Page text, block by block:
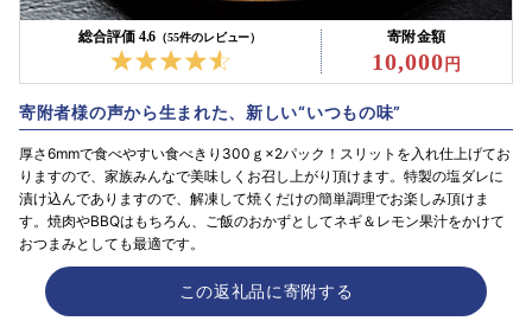
総合評価 4.6 （55件のレビュー） 寄附金額
10,000
寄附者様の声から生まれた、新しい“いつもの味”
厚さ6mmで食べやすい食べきり300ｇ×2パック！スリットを入れ仕上げてお
りますので、家族みんなで美味しくお召し上がり頂けます。特製の塩ダレに
漬け込んでありますので、解凍して焼くだけの簡単調理でお楽しみ頂けま
す。焼肉やBBQはもちろん、ご飯のおかずとしてネギ＆レモン果汁をかけて
おつまみとしても最適です。
この返礼品に寄附する